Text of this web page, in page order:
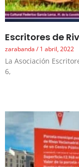
Escritores de
zarabanda 1 abril, 2022
La Asociación
6,